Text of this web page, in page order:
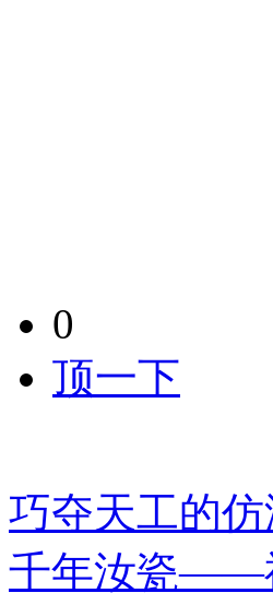
0
顶一下
巧夺天工的
千年汝瓷——